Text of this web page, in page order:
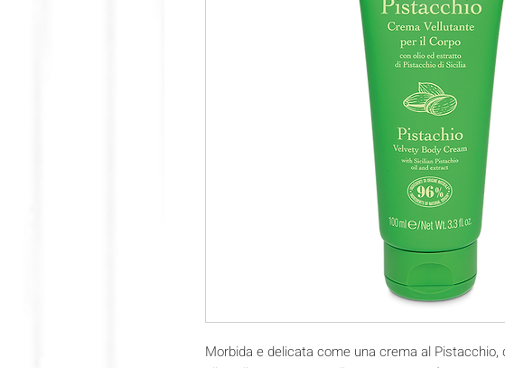
Morbida e delicata come una crema al Pistacchio,